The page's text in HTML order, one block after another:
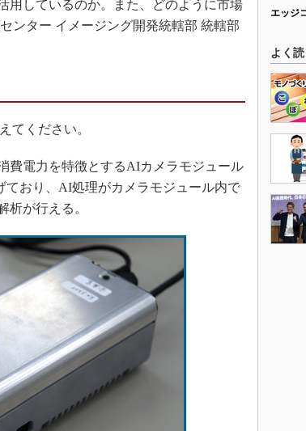
用しているのか。また、どのように市場
ンター イメージング開発統轄部 統轄部
てください。
費電力を特徴とするAIカメラモジュール
ており、AI処理がカメラモジュール内で
析が行える。
エッジ
よく